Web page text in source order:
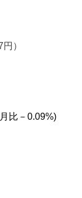
）
比－0.09%)